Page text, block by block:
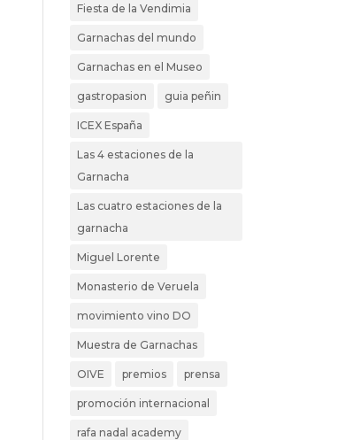
Fiesta de la Vendimia
Garnachas del mundo
Garnachas en el Museo
gastropasion guia peñin
ICEX España
Las 4 estaciones de la
Garnacha
Las cuatro estaciones de la
garnacha
Miguel Lorente
Monasterio de Veruela
movimiento vino DO
Muestra de Garnachas
OIVE premios prensa
promoción internacional
rafa nadal academy